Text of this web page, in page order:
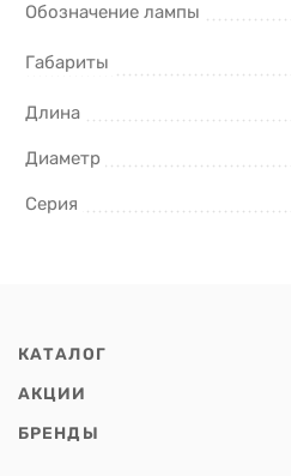
Обозначение лампы
Габариты
Длина
Диаметр
Серия
КАТАЛОГ
АКЦИИ
БРЕНДЫ